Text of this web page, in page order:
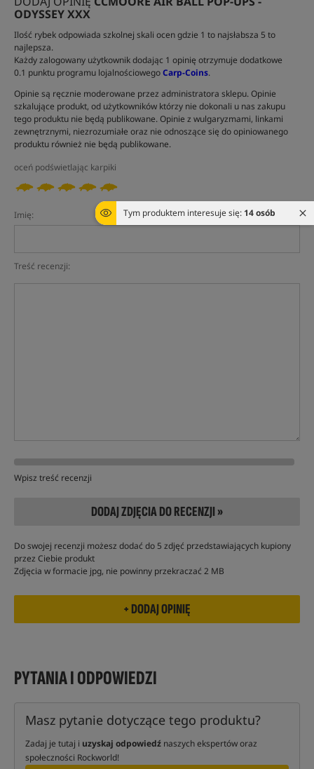
Tym produktem interesuje się: 14 osób
ODYSSEY XXX
Ilość rybek odpowiada szkolnej skali ocen gdzie 1 to najsłabsza 5 to
najlepsza.
Każdy zalogowany użytkownik dodając 1 opinię otrzymuje dodatkowe
0.1 punktu programu lojalnościowegoCarp-Coins.
Opinie są ręcznie moderowane przez administratora sklepu. Opinie
szkalujące produkt, od użytkowników którzy nie dokonali u nas zakupu
tego produktu nie będą publikowane. Opinie z wulgaryzmami, linkami
zewnętrznymi, niezrozumiałe oraz nie odnoszące się do opiniowanego
produktu również nie będą publikowane.
oceń podświetlając karpiki
Imię:
Treść recenzji:
Wpisz treść recenzji
DODAJ ZDJĘCIA DO RECENZJI »
Do swojej recenzji możesz dodać do 5 zdjęć przedstawiających kupiony
przez Ciebie produkt
Zdjęcia w formacie jpg, nie powinny przekraczać 2 MB
PYTANIA I ODPOWIEDZI
Masz pytanie dotyczące tego produktu?
Zadaj je tutaj i uzyskaj odpowiedź naszych ekspertów oraz
społeczności Rockworld!